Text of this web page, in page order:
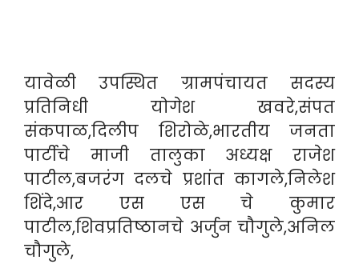
यावेळी उपस्थित ग्रामपंचायत सदस्य
प्रतिनिधी योगेश खवरे,संपत
संकपाळ,दिलीप शिरोळे,भारतीय जनता
पार्टीचे माजी तालुका अध्यक्ष राजेश
पाटील,बजरंग दलचे प्रशांत कागले,निलेश
शिंदे,आर एस एस चे कुमार
पाटील,शिवप्रतिष्ठानचे अर्जुन चौगुले,अनिल
चौगुले,